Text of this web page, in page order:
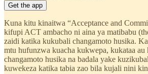
Get the app
Kuna kitu kinaitwa “Acceptance and
kifupi ACT ambacho ni aina ya matibabu
zaidi katika kukubali changamoto husika.
mtu hufunzwa kuacha kukwepa, kukataa au
changamoto husika na badala yake
kuwekeza katika tabia zao bila kujali nini